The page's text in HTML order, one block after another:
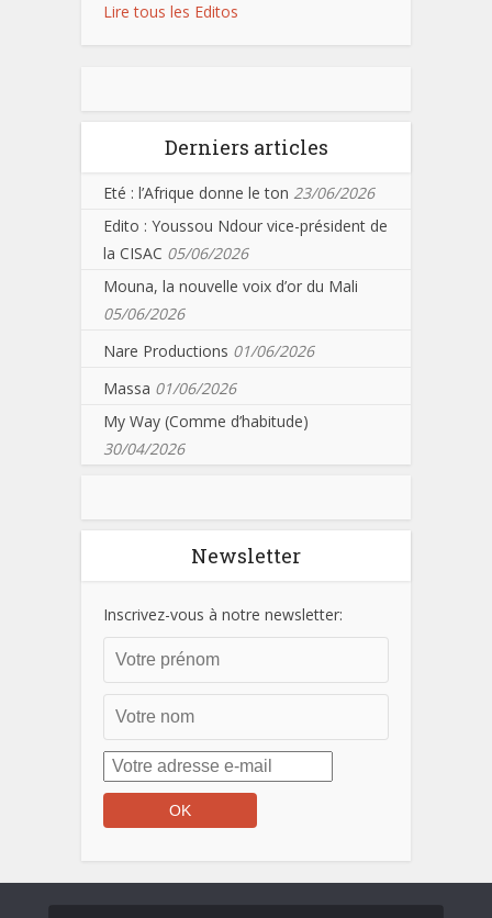
Lire tous les Editos
Derniers articles
Eté : l’Afrique donne le ton 23/06/2026
Edito : Youssou Ndour vice-président de
la CISAC 05/06/2026
Mouna, la nouvelle voix d’or du Mali
05/06/2026
Nare Productions 01/06/2026
Massa 01/06/2026
My Way (Comme d’habitude)
30/04/2026
Newsletter
Inscrivez-vous à notre newsletter: